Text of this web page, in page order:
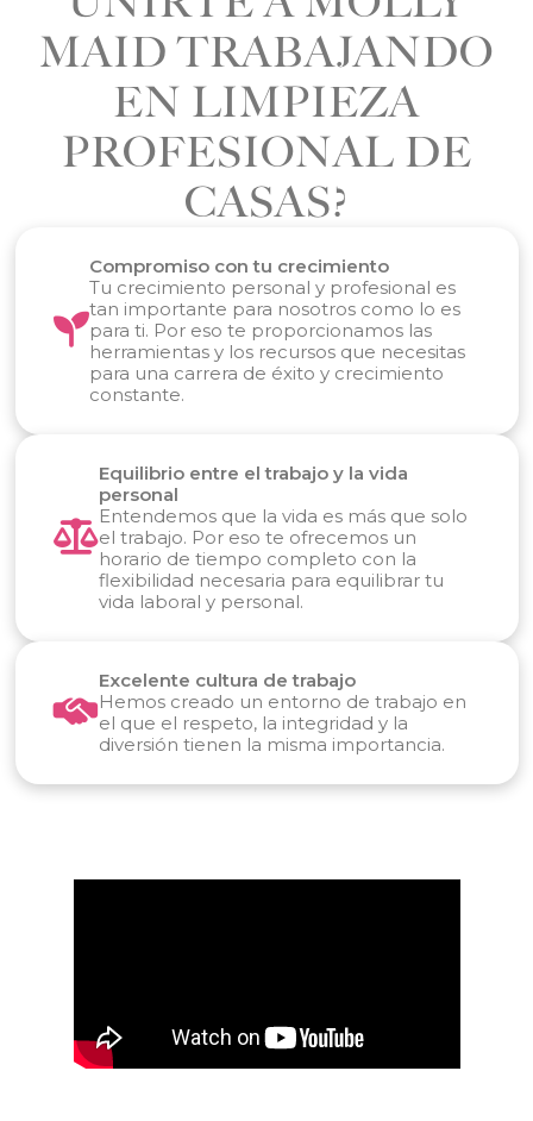
MAID TRABAJANDO
EN LIMPIEZA
PROFESIONAL DE
CASAS?
Compromiso con tu crecimiento
Tu crecimiento personal y profesional es
tan importante para nosotros como lo es
para ti. Por eso te proporcionamos las
herramientas y los recursos que necesitas
para una carrera de éxito y crecimiento
constante.
Equilibrio entre el trabajo y la vida
personal
Entendemos que la vida es más que solo
el trabajo. Por eso te ofrecemos un
horario de tiempo completo con la
flexibilidad necesaria para equilibrar tu
vida laboral y personal.
Excelente cultura de trabajo
Hemos creado un entorno de trabajo en
el que el respeto, la integridad y la
diversión tienen la misma importancia.